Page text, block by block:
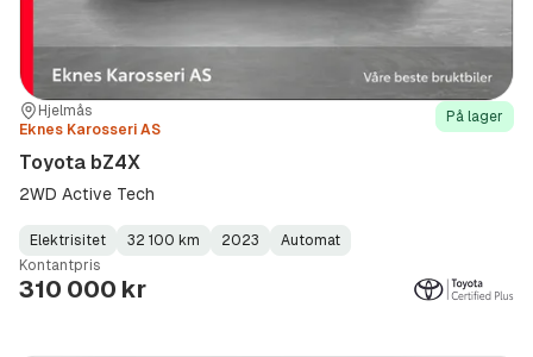
Sted:Hjelmås
Forhandler:
Eknes Karosseri AS
På lager
Toyota bZ4X
2WD Active Tech
Fuel
Type:
Elektrisitet
Kilometerstand:
32 100 km
Model
Year:
2023
Gearbox
Type:
Automat
Kontantpris
310 000 kr